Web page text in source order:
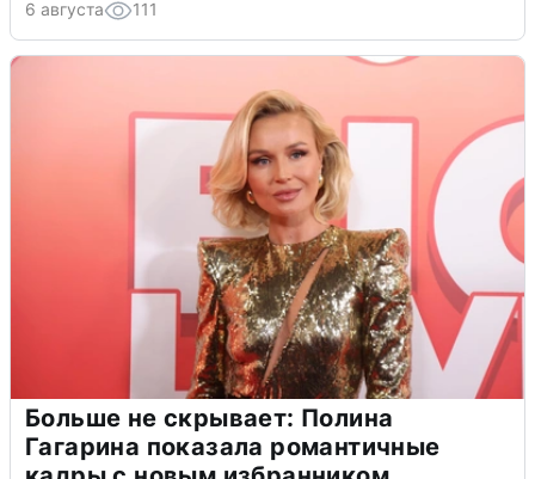
6 августа 111
Больше не скрывает: Полина
Гагарина показала романтичные